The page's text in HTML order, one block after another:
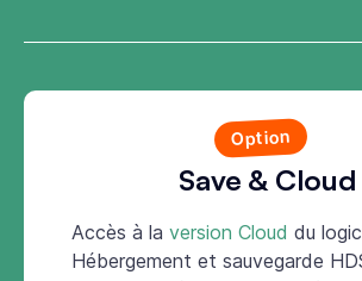
Option
Save & Cloud
Accès à la version Cloud du
Hébergement et sauvegarde